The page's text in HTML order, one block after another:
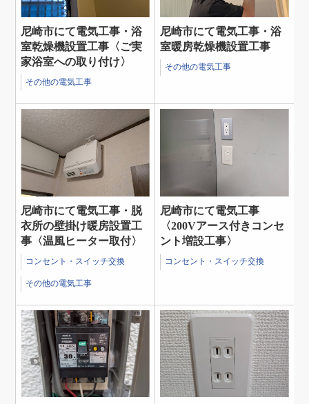
尼崎市にて電気工事・浴
室乾燥機設置工事〈ご実
家浴室への取り付け〉
その他の電気工事
尼崎市にて電気工事・浴
室暖房乾燥機設置工事
その他の電気工事
尼崎市にて電気工事・脱
衣所の壁掛け暖房設置工
事〈温風ヒーター取付〉
コンセント・スイッチ交換
その他の電気工事
尼崎市にて電気工事
〈200Vアース付きコンセ
ント増設工事〉
コンセント・スイッチ交換